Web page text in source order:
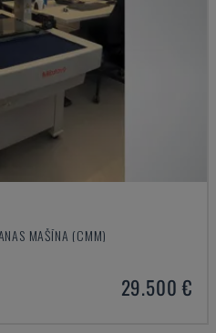
MAŠĪNA (CMM)
29.500 €